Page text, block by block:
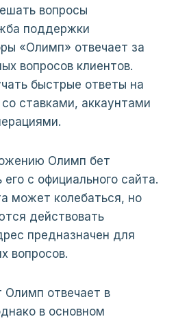
вопросы
поддержки
«Олимп» отвечает за
вопросов клиентов.
быстрые ответы на
ставками, аккаунтами
Олимп бет
с официального сайта.
может колебаться, но
действовать
предназначен для
вопросов.
Олимп отвечает в
в основном